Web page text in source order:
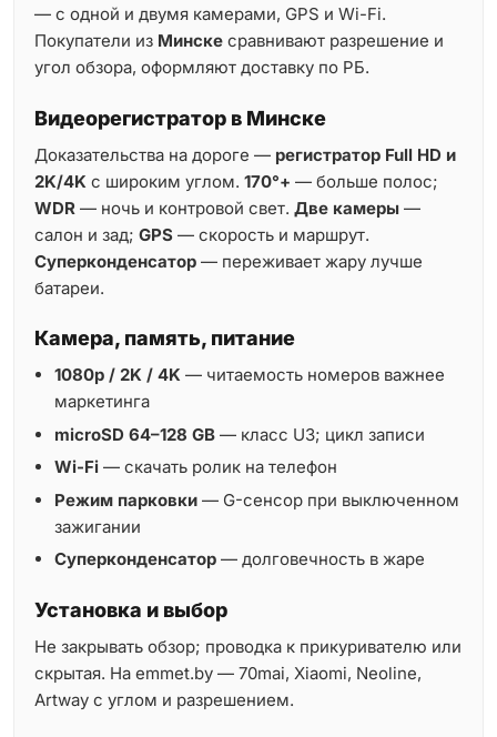
— с одной и двумя камерами, GPS и Wi-Fi.
Покупатели из Минске сравнивают разрешение и
угол обзора, оформляют доставку по РБ.
Видеорегистратор в Минске
Доказательства на дороге — регистратор Full HD и
2K/4K с широким углом. 170°+ — больше полос;
WDR — ночь и контровой свет. Две камеры —
салон и зад; GPS — скорость и маршрут.
Суперконденсатор — переживает жару лучше
батареи.
Камера, память, питание
1080p / 2K / 4K — читаемость номеров важнее
маркетинга
microSD 64–128 GB — класс U3; цикл записи
Wi-Fi — скачать ролик на телефон
Режим парковки — G-сенсор при выключенном
зажигании
Суперконденсатор — долговечность в жаре
Установка и выбор
Не закрывать обзор; проводка к прикуривателю или
скрытая. На emmet.by — 70mai, Xiaomi, Neoline,
Artway с углом и разрешением.